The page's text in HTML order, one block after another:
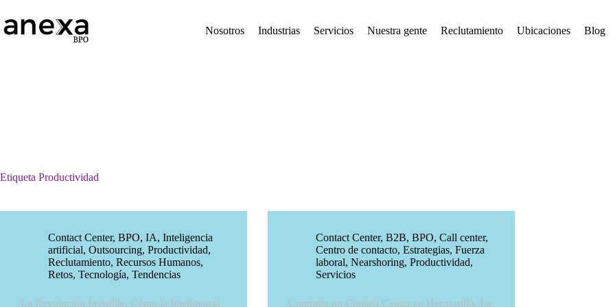
al
contenido
Nosotros Industrias Servicios Nuestra gente Reclutamiento Ubicaciones Blog
Etiqueta Productividad
Contact Center, BPO, IA, Inteligencia
artificial, Outsourcing, Productividad,
Reclutamiento, Recursos Humanos,
Retos, Tecnología, Tendencias
La Revolución Invisible: Cómo la Inteligencia
Contact Center, B2B, BPO, Call center,
Centro de contacto, Estrategias, Fuerza
laboral, Nearshoring, Productividad,
Servicios
Contratar un Contact Center en Hermosillo, La